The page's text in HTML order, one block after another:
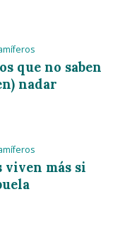
que no saben
nadar
viven más si